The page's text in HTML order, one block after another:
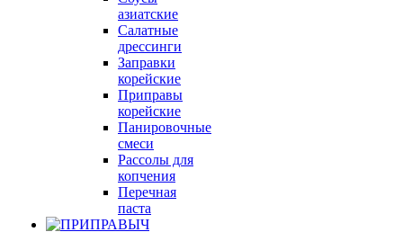
азиатские
Салатные
дрессинги
Заправки
корейские
Приправы
корейские
Панировочные
смеси
Рассолы для
копчения
Перечная
паста